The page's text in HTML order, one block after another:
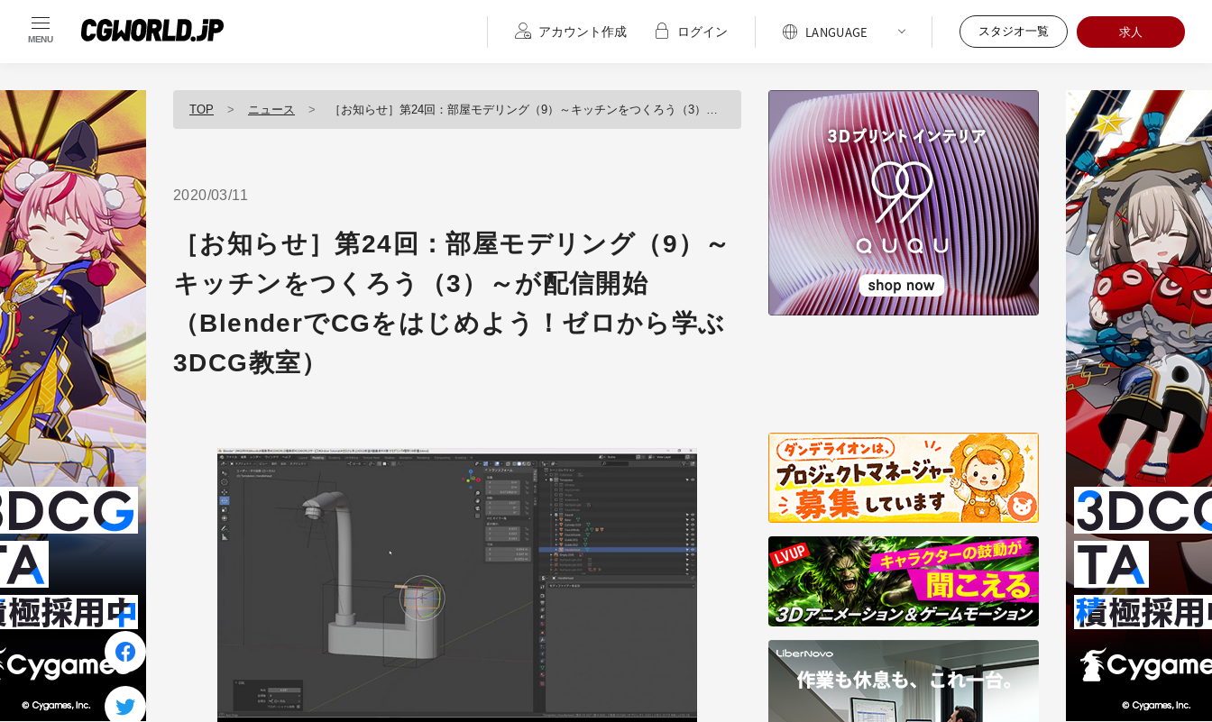
MENU
アカウント作成 ログイン スタジオ一覧 求人
TOP ニュース ［お知らせ］第24回：部屋モデリング（9）～キッチンをつくろう（3）～が配信開始（BlenderでCGをはじめよう！ゼロから学ぶ3DCG教室）
2020/03/11
［お知らせ］第24回：部屋モデリング（9）～
キッチンをつくろう（3）～が配信開始
（BlenderでCGをはじめよう！ゼロから学ぶ
3DCG教室）